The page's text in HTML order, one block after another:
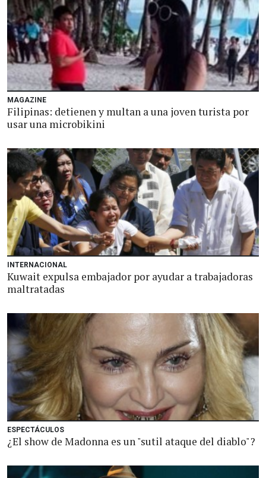
MAGAZINE
Filipinas: detienen y multan a una joven turista por
usar una microbikini
INTERNACIONAL
Kuwait expulsa embajador por ayudar a trabajadoras
maltratadas
ESPECTÁCULOS
¿El show de Madonna es un "sutil ataque del diablo"?